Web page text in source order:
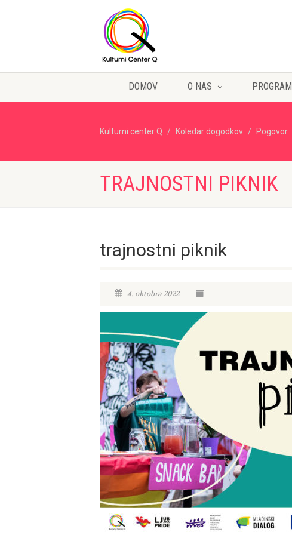
DOMOV O NAS PROGRAM
Kulturni center Q Koledar dogodkov Pogovor
TRAJNOSTNI PIKNIK
trajnostni piknik
4. oktobra 2022